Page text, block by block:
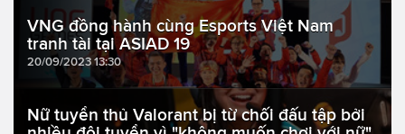
VNG đồng hành cùng Esports Việt Nam
tranh tài tại ASIAD 19
20/09/2023 13:30
Nữ tuyển thủ Valorant bị từ chối đấu tập bởi